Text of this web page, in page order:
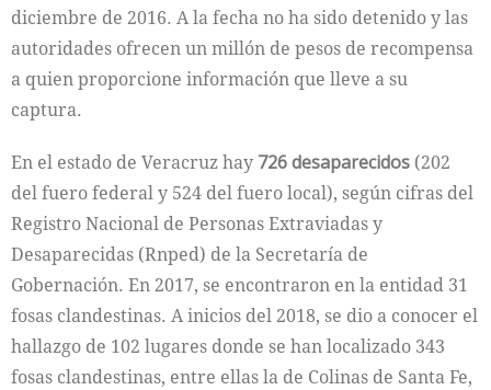
diciembre de 2016. A la fecha no ha sido detenido y las
autoridades ofrecen un millón de pesos de recompensa
a quien proporcione información que lleve a su
captura.
En el estado de Veracruz hay 726 desaparecidos (202
del fuero federal y 524 del fuero local), según cifras del
Registro Nacional de Personas Extraviadas y
Desaparecidas (Rnped) de la Secretaría de
Gobernación. En 2017, se encontraron en la entidad 31
fosas clandestinas. A inicios del 2018, se dio a conocer el
hallazgo de 102 lugares donde se han localizado 343
fosas clandestinas, entre ellas la de Colinas de Santa Fe,